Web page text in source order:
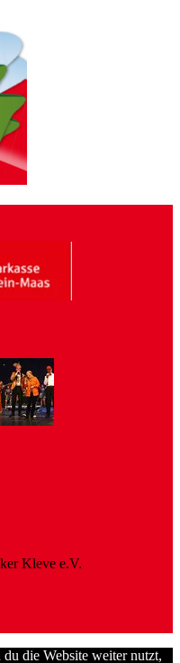
Kleve e.V.
die Website weiter nutzt,